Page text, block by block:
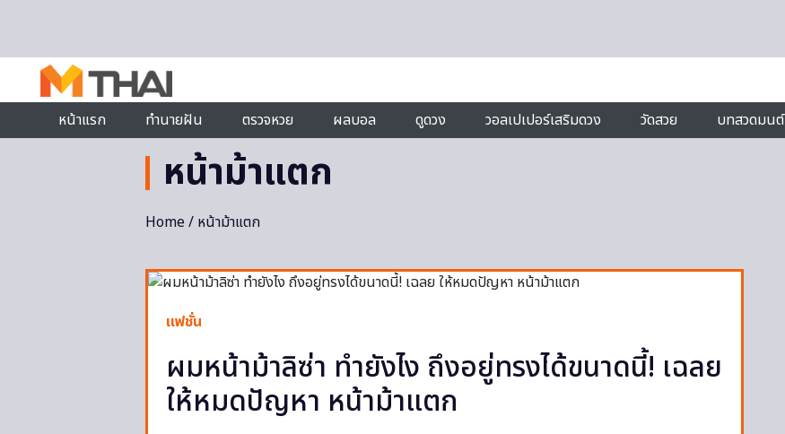
หน้าแรก
ทำนายฝัน ตรวจหวย ผลบอล ดูดวง วอลเปเปอร์เสริมดวง วัดสวย บทสวดมนต์
หน้าม้าแตก
Home/ หน้าม้าแตก
แฟชั่น
ผมหน้าม้าลิซ่า ทำยังไง ถึงอยู่ทรงได้ขนาดนี้! เฉลย
ให้หมดปัญหา หน้าม้าแตก